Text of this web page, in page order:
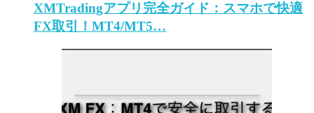
XMTradingアプリ完全ガイド：スマホで快適
FX取引！MT4/MT5…